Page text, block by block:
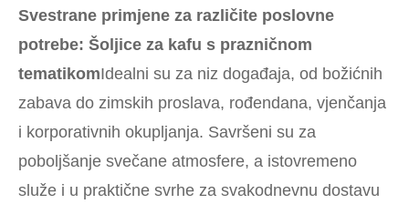
Svestrane primjene za različite poslovne
potrebe: Šoljice za kafu s prazničnom
tematikomIdealni su za niz događaja, od božićnih
zabava do zimskih proslava, rođendana, vjenčanja
i korporativnih okupljanja. Savršeni su za
poboljšanje svečane atmosfere, a istovremeno
služe i u praktične svrhe za svakodnevnu dostavu